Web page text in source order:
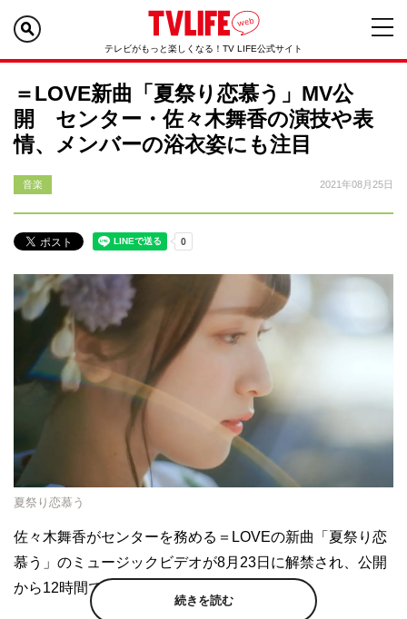
テレビがもっと楽しくなる！TV LIFE公式サイト
＝LOVE新曲「夏祭り恋慕う」MV公
開 センター・佐々木舞香の演技や表
情、メンバーの浴衣姿にも注目
音楽 2021年08月25日
夏祭り恋慕う
佐々木舞香がセンターを務める＝LOVEの新曲「夏祭り恋
慕う」のミュージックビデオが8月23日に解禁され、公開
から12時間で10
続きを読む